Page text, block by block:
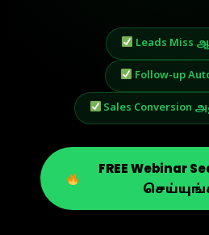
Leads Miss
Follow-up
Sales Conversion
FREE Webinar